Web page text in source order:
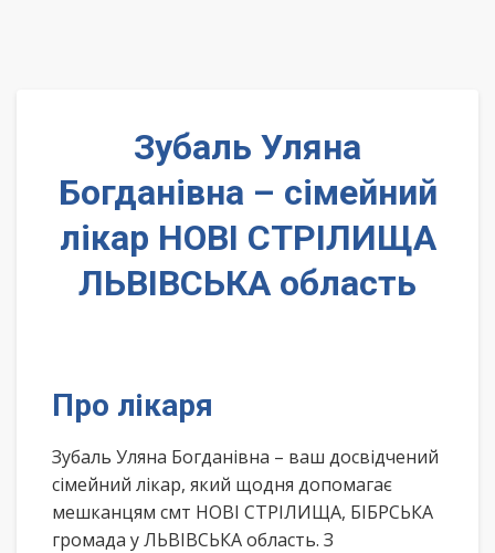
Зубаль Уляна
Богданівна – сімейний
лікар НОВІ СТРІЛИЩА
ЛЬВІВСЬКА область
Про лікаря
Зубаль Уляна Богданівна – ваш досвідчений
сімейний лікар, який щодня допомагає
мешканцям смт НОВІ СТРІЛИЩА, БІБРСЬКА
громада у ЛЬВІВСЬКА область. З